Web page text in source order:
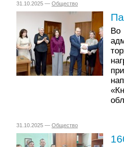
31.10.2025 — Общество
31.10.2025 — Общество